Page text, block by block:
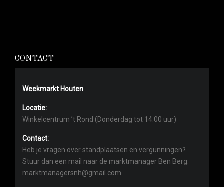
CONTACT
Weekmarkt Houten
Locatie:
Winkelcentrum ’t Rond (Donderdag tot 14:00 uur)
Contact:
Heb je vragen over standplaatsen en vergunningen?
Stuur dan een mail naar de marktmanager Ben Berg:
marktmanagersnh@gmail.com